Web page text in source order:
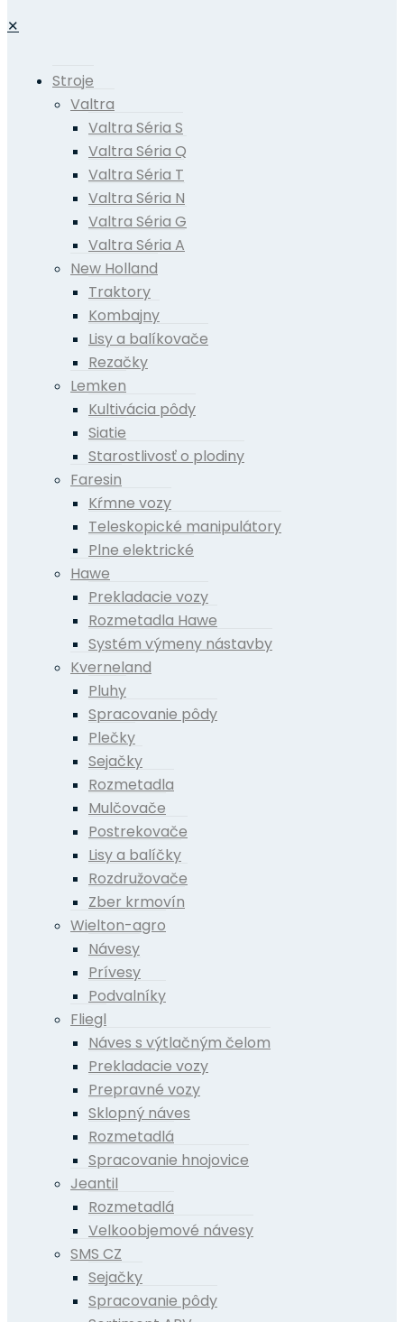
✕
Stroje
Valtra
Valtra Séria S
Valtra Séria Q
Valtra Séria T
Valtra Séria N
Valtra Séria G
Valtra Séria A
New Holland
Traktory
Kombajny
Lisy a balíkovače
Rezačky
Lemken
Kultivácia pôdy
Siatie
Starostlivosť o plodiny
Faresin
Kŕmne vozy
Teleskopické manipulátory
Plne elektrické
Hawe
Prekladacie vozy
Rozmetadla Hawe
Systém výmeny nástavby
Kverneland
Pluhy
Spracovanie pôdy
Plečky
Sejačky
Rozmetadla
Mulčovače
Postrekovače
Lisy a balíčky
Rozdružovače
Zber krmovín
Wielton-agro
Návesy
Prívesy
Podvalníky
Fliegl
Náves s výtlačným čelom
Prekladacie vozy
Prepravné vozy
Sklopný náves
Rozmetadlá
Spracovanie hnojovice
Jeantil
Rozmetadlá
Velkoobjemové návesy
SMS CZ
Sejačky
Spracovanie pôdy